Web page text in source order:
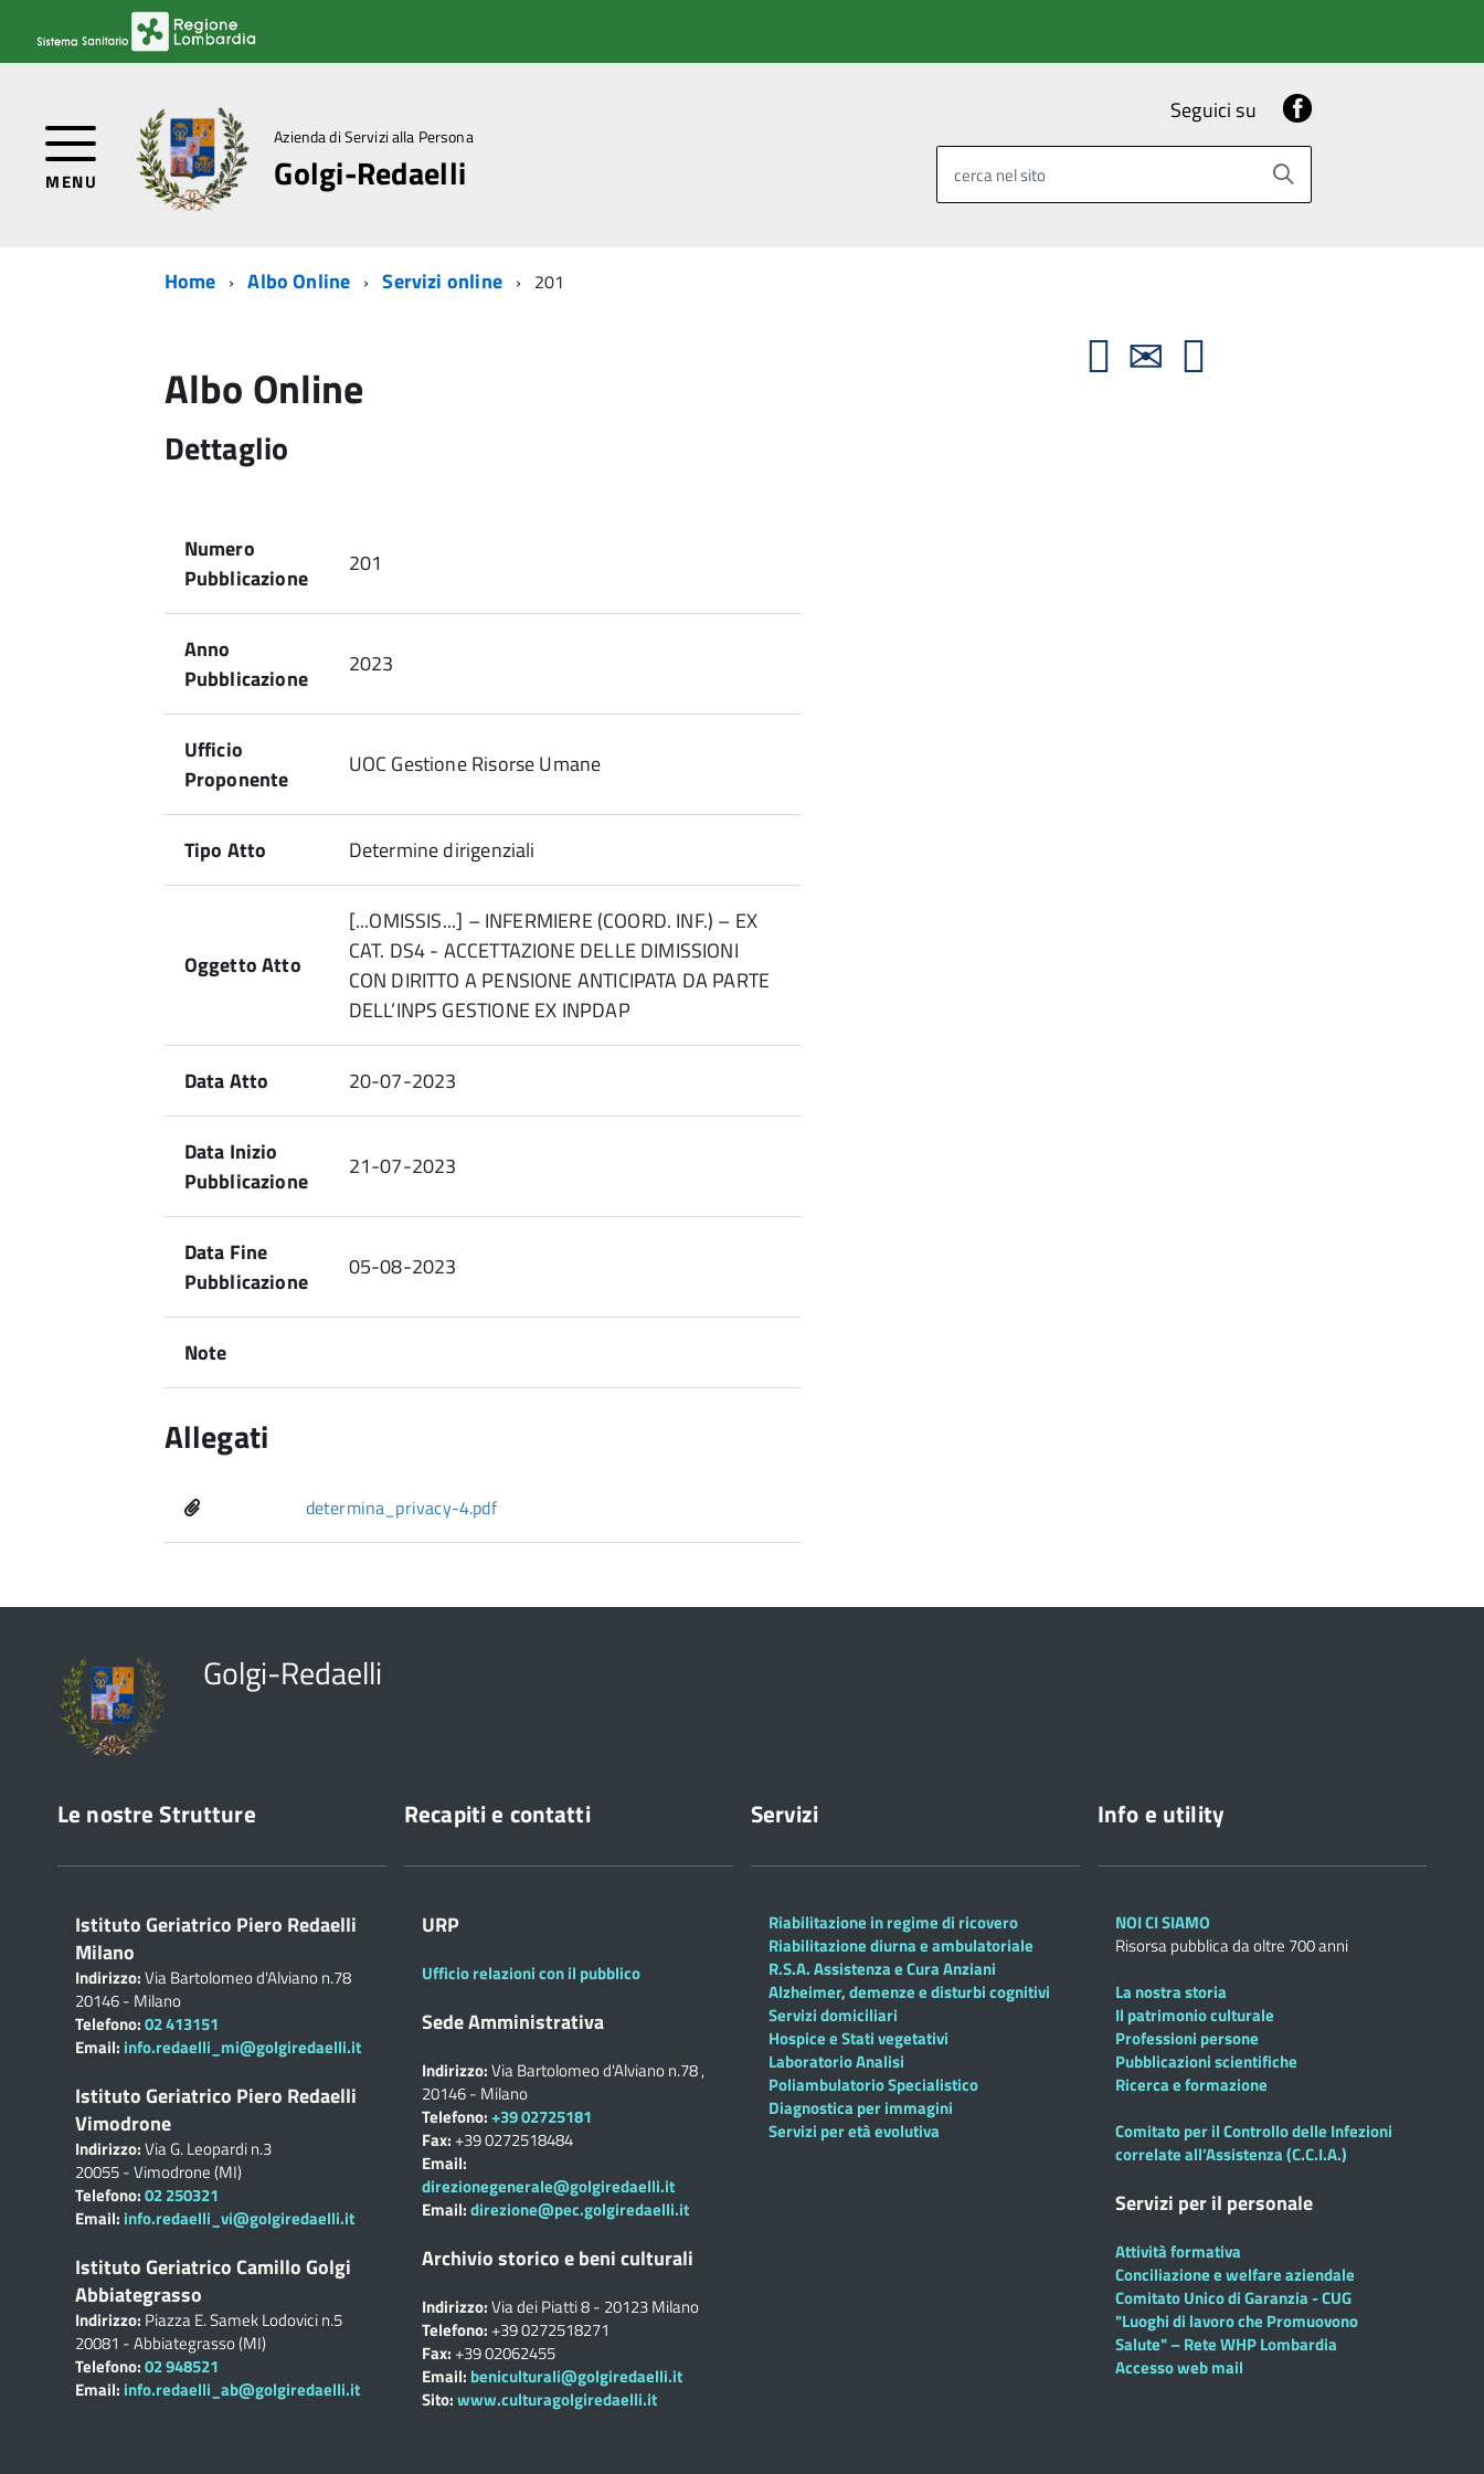
MENU
Azienda di Servizi alla Persona
Golgi-Redaelli
Seguici su
cerca nel sito
Home Albo Online Servizi online 201
Albo Online
Dettaglio
Numero
Pubblicazione
201
Anno
Pubblicazione
2023
Ufficio
Proponente
UOC Gestione Risorse Umane
Tipo Atto Determine dirigenziali
Oggetto Atto
[...OMISSIS...] – INFERMIERE (COORD. INF.) – EX
CAT. DS4 - ACCETTAZIONE DELLE DIMISSIONI
CON DIRITTO A PENSIONE ANTICIPATA DA PARTE
DELL’INPS GESTIONE EX INPDAP
Data Atto 20-07-2023
Data Inizio
Pubblicazione
21-07-2023
Data Fine
Pubblicazione
05-08-2023
Note
Allegati
determina_privacy-4.pdf
Golgi-Redaelli
Le nostre Strutture
Istituto Geriatrico Piero Redaelli
Milano
Indirizzo:Via Bartolomeo d'Alviano n.78
20146 - Milano
Telefono:02 413151
Email: info.redaelli_mi@golgiredaelli.it
Istituto Geriatrico Piero Redaelli
Vimodrone
Indirizzo:Via G. Leopardi n.3
20055 - Vimodrone (MI)
Telefono:02 250321
Email: info.redaelli_vi@golgiredaelli.it
Istituto Geriatrico Camillo Golgi
Abbiategrasso
Indirizzo: Piazza E. Samek Lodovici n.5
20081 - Abbiategrasso (MI)
Telefono:02 948521
Email: info.redaelli_ab@golgiredaelli.it
Recapiti e contatti
URP
Ufficio relazioni con il pubblico
Sede Amministrativa
Indirizzo:Via Bartolomeo d'Alviano n.78 ,
20146 - Milano
Telefono:+39 02725181
Fax:+39 0272518484
Email:
direzionegenerale@golgiredaelli.it
Email:direzione@pec.golgiredaelli.it
Archivio storico e beni culturali
Indirizzo:Via dei Piatti 8 - 20123 Milano
Telefono:+39 0272518271
Fax:+39 02062455
Email: beniculturali@golgiredaelli.it
Sito:www.culturagolgiredaelli.it
Servizi
Riabilitazione in regime di ricovero
Riabilitazione diurna e ambulatoriale
R.S.A. Assistenza e Cura Anziani
Alzheimer, demenze e disturbi cognitivi
Servizi domiciliari
Hospice e Stati vegetativi
Laboratorio Analisi
Poliambulatorio Specialistico
Diagnostica per immagini
Servizi per età evolutiva
Info e utility
NOI CI SIAMO
Risorsa pubblica da oltre 700 anni
La nostra storia
Il patrimonio culturale
Professioni persone
Pubblicazioni scientifiche
Ricerca e formazione
Comitato per il Controllo delle Infezioni
correlate all’Assistenza (C.C.I.A.)
Servizi per il personale
Attività formativa
Conciliazione e welfare aziendale
Comitato Unico di Garanzia - CUG
"Luoghi di lavoro che Promuovono
Salute" – Rete WHP Lombardia
Accesso web mail